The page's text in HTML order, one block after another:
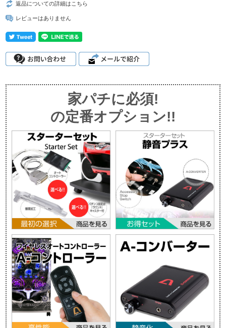
返品についての詳細はこちら
レビューはありません
家パチに必須!
の定番オプション!!